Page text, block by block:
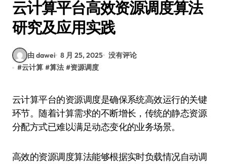
云计算平台高效资源调度算法
研究及应用实践
由 dawei 8 月 25, 2025 没有评论
#云计算 #算法 #资源调度
云计算平台的资源调度是确保系统高效运行的关键
环节。随着计算需求的不断增长，传统的静态资源
分配方式已难以满足动态变化的业务场景。
高效的资源调度算法能够根据实时负载情况自动调